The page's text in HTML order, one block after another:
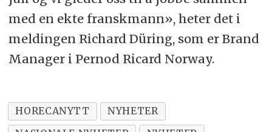
med en ekte franskmann», heter det i
meldingen Richard Düring, som er Brand
Manager i Pernod Ricard Norway.
HORECANYTT
NYHETER